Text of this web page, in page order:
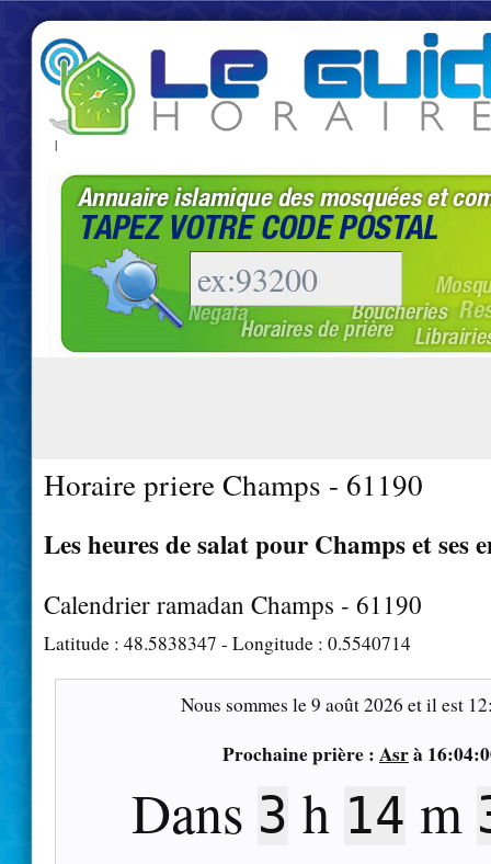
|
Horaire priere Champs - 61190
Les heures de salat pour Champs et ses
Calendrier ramadan Champs - 61190
Latitude : 48.5838347 - Longitude : 0.5540714
Nous sommes le9 août 2026 et il est
Prochaine prière : Asrà
Dans 3 h 14 m